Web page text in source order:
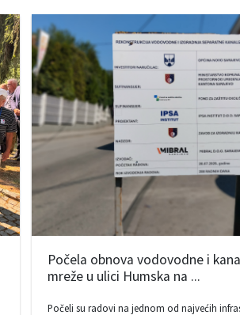
Počela obnova vodovodne i
mreže u ulici Humska na ...
Počeli su radovi na jednom od najvećih